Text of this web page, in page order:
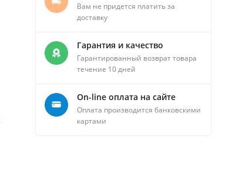
Вам не придется платить за
доставку
Гарантия и качество
Гарантированный возврат товара
течение 10 дней
On-line оплата на сайте
Оплата производится банковскими
картами